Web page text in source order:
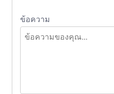
ข้อความ